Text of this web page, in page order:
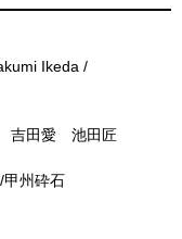
Ikeda /
吉田愛 池田匠
州砕石